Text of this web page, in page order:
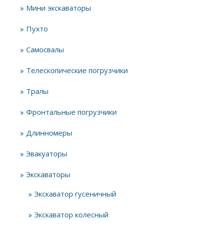
Мини экскаваторы
Пухто
Самосвалы
Телескопические погрузчики
Тралы
Фронтальные погрузчики
Длинномеры
Эвакуаторы
Экскаваторы
Экскаватор гусеничный
Экскаватор колесный